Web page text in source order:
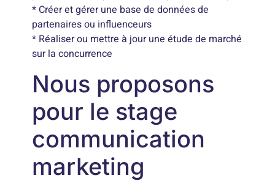
* Créer et gérer une base de données de
partenaires ou influenceurs
* Réaliser ou mettre à jour une étude de marché
sur la concurrence
Nous proposons
pour le stage
communication
marketing